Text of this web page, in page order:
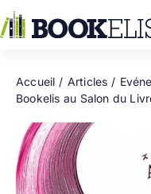
au
contenu
Accueil Articles
Bookelis au Salon du